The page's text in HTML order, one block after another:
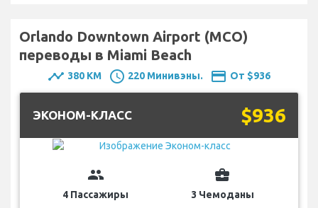
Orlando Downtown Airport (MCO)
переводы в Miami Beach
timeline 380 KM schedule 220 Минивэны. payment От $936
ЭКОНОМ-КЛАСС $936
group
4 Пассажиры
business_center
3 Чемоданы